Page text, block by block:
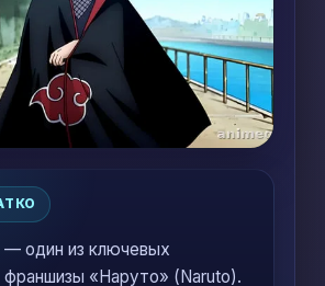
— один из ключевых
«Наруто» (Naruto).